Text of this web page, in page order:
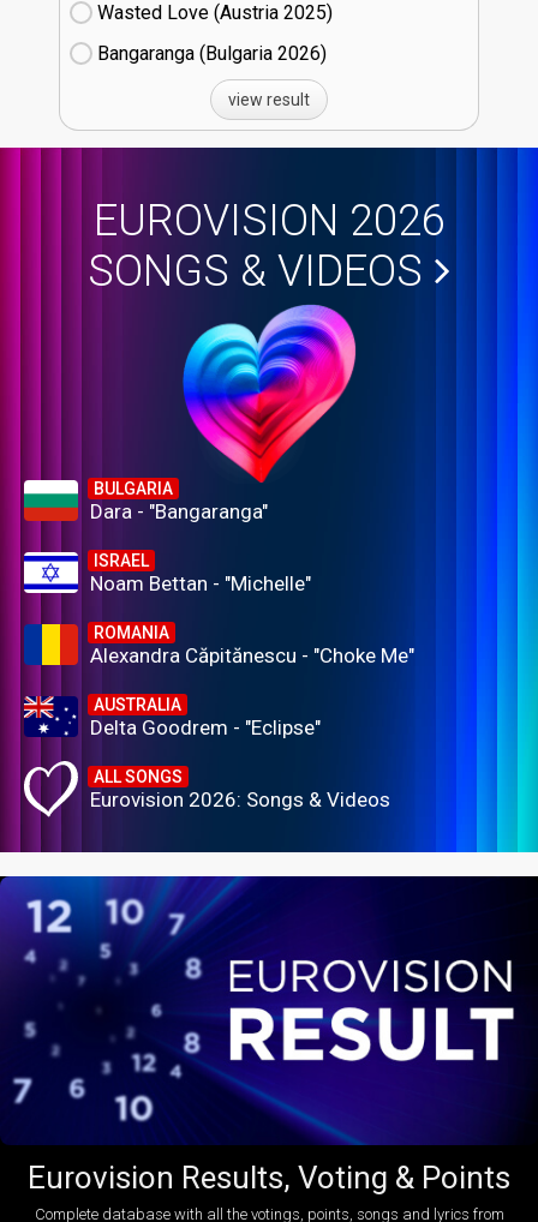
Wasted Love (Austria
25)
Bangaranga (Bulgaria
26)
view result
EUROVISION 2026
SONGS & VIDEOS
BULGARIA
Dara - "Bangaranga"
ISRAEL
Noam Bettan - "Michelle"
ROMANIA
Alexandra Căpitănescu - "Choke Me"
AUSTRALIA
Delta Goodrem - "Eclipse"
ALL SONGS
Eurovision 2026: Songs & Videos
Eurovision Results, Voting & Points
Complete database with all the votings, points, songs and lyrics from